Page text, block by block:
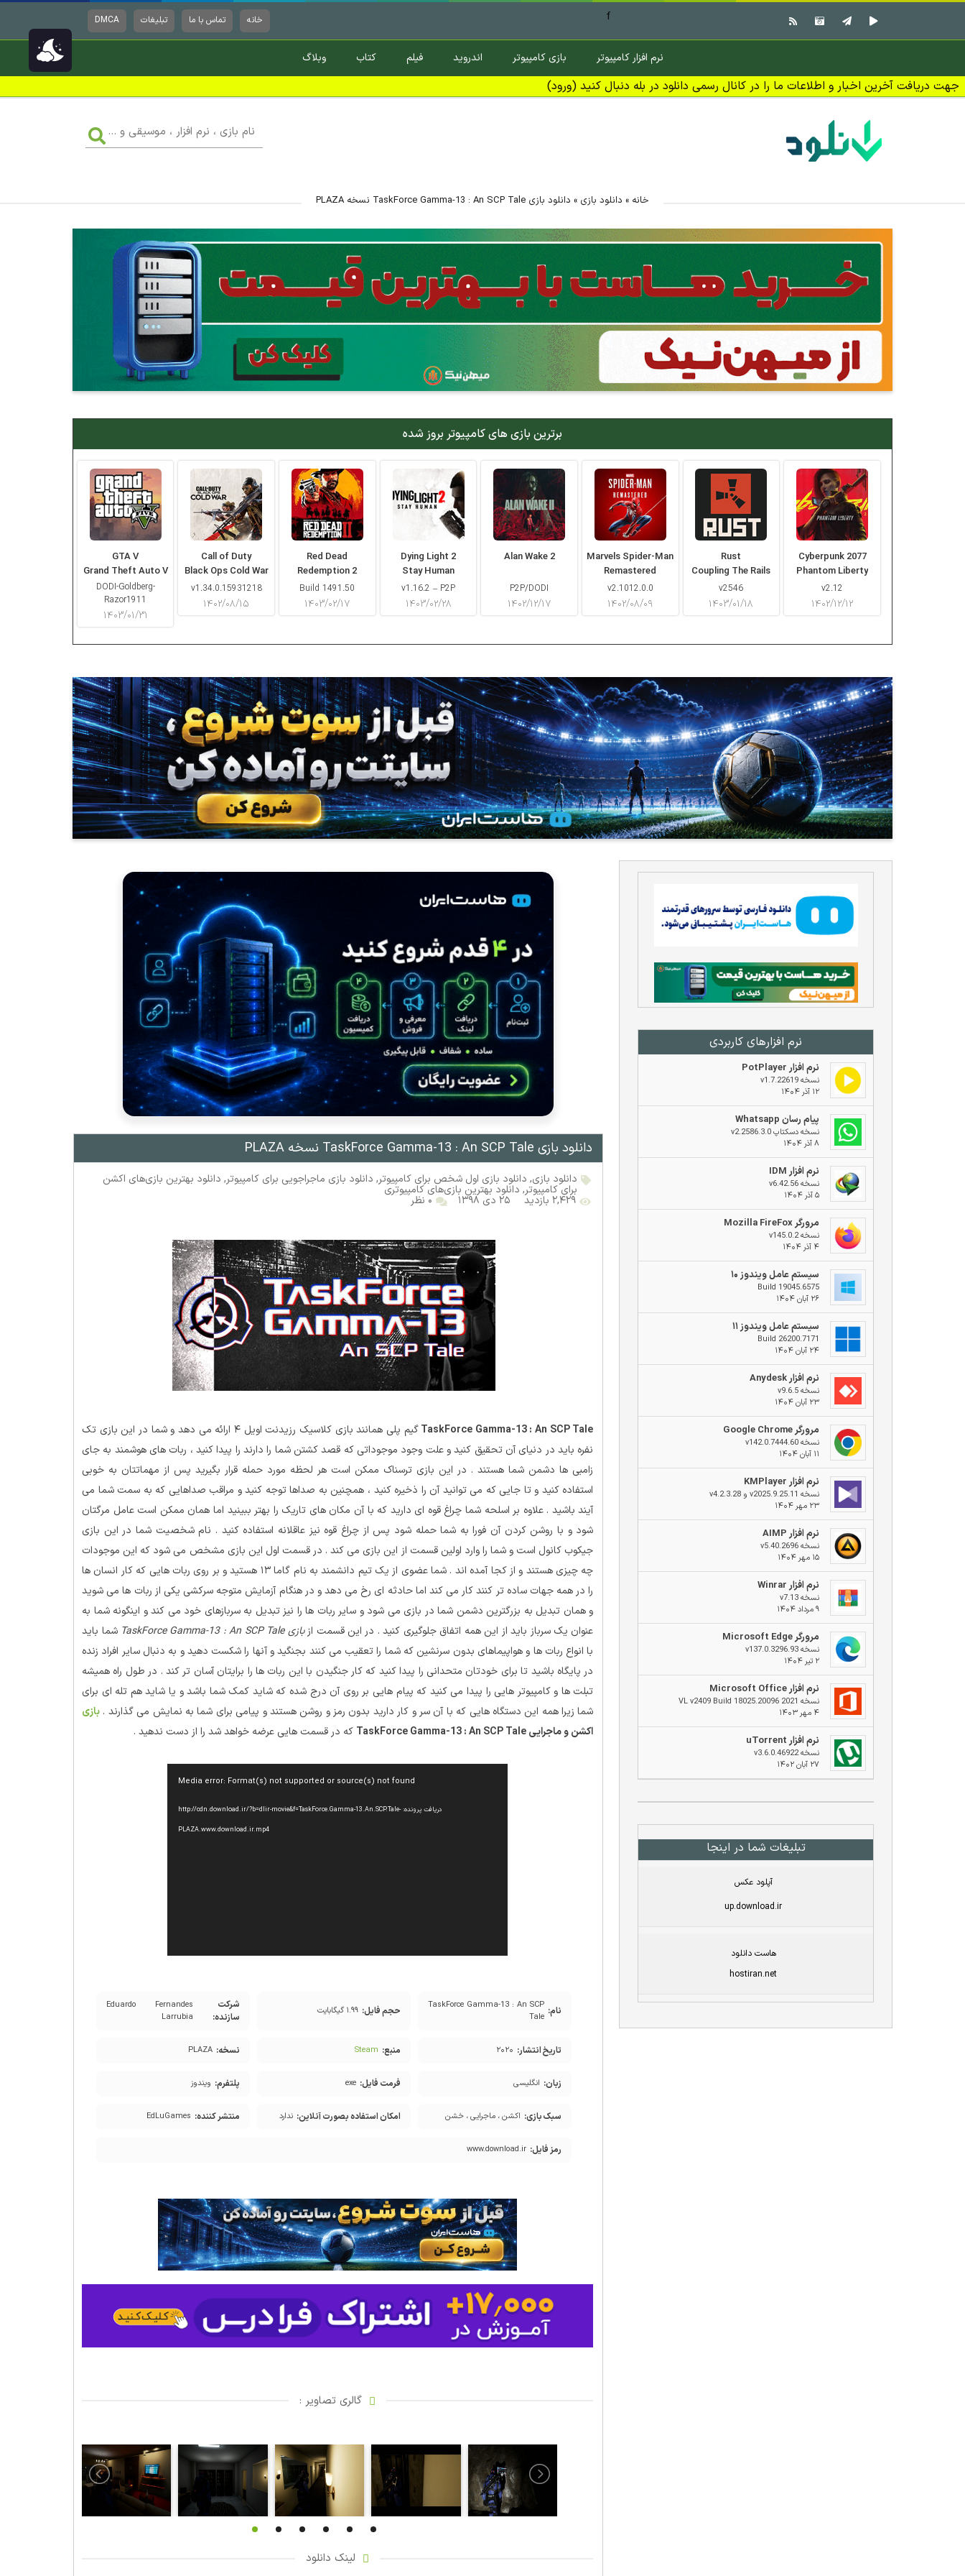
خانه تماس با ما تبلیغات DMCA f
نرم افزار کامپیوتر بازی کامپیوتر اندروید فیلم کتاب وبلاگ
جهت دریافت آخرین اخبار و اطلاعات ما را در کانال رسمی دانلود در بله دنبال کنید (ورود)
بازی
،
خانه » دانلود بازی » دانلود بازی TaskForce Gamma-13 : An SCP Tale نسخه PLAZA
برترین بازی های کامپیوتر بروز شده
GTA V
Grand Theft Auto V
DODI-Goldberg-
Razor1911
۱۴۰۳/۰۱/۳۱
Call of Duty
Black Ops Cold War
v1.34.0.15931218
۱۴۰۲/۰۸/۱۵
Red Dead
Redemption 2
Build 1491.50
۱۴۰۳/۰۲/۱۷
Dying Light 2
Stay Human
v1.16.2 – P2P
۱۴۰۳/۰۲/۲۸
Alan Wake 2
P2P/DODI
۱۴۰۲/۱۲/۱۷
Marvels Spider-Man
Remastered
v2.1012.0.0
۱۴۰۲/۰۸/۰۹
Rust
Coupling The Rails
v2546
۱۴۰۳/۰۱/۱۸
Cyberpunk 2077
Phantom Liberty
v2.12
۱۴۰۲/۱۲/۱۲
نرم افزار‌های کاربردی
نرم افزار PotPlayer
نسخه v1.7.22619
۱۲ آذر ۱۴۰۴
پیام رسان Whatsapp
نسخه دسکتاپ v2.2586.3.0
۸ آذر ۱۴۰۴
نرم افزار IDM
نسخه v6.42.56
۵ آذر ۱۴۰۴
مرورگر Mozilla FireFox
نسخه v145.0.2
۴ آذر ۱۴۰۴
سیستم عامل ویندوز ۱۰
Build 19045.6575
۲۶ آبان ۱۴۰۴
سیستم عامل ویندوز ۱۱
Build 26200.7171
۲۴ آبان ۱۴۰۴
نرم افزار Anydesk
نسخه v9.6.5
۲۳ آبان ۱۴۰۴
مرورگر Google Chrome
نسخه v142.0.7444.60
۱۱ آبان ۱۴۰۴
نرم افزار KMPlayer
نسخه v2025.9.25.11 و v4.2.3.28
۲۳ مهر ۱۴۰۴
نرم افزار AIMP
نسخه v5.40.2696
۱۵ مهر ۱۴۰۴
نرم افزار Winrar
نسخه v7.13
۹ مرداد ۱۴۰۴
مرورگر Microsoft Edge
نسخه v137.0.3296.93
۲ تیر ۱۴۰۴
نرم افزار Microsoft Office
نسخه 2021 VL v2409 Build 18025.20096
۴ مهر ۱۴۰۳
نرم افزار uTorrent
نسخه v3.6.0.46922
۲۷ آبان ۱۴۰۲
تبلیغات شما در اینجا
آپلود عکس
up.download.ir
هاست دانلود
hostiran.net
دانلود بازی TaskForce Gamma-13 : An SCP Tale نسخه PLAZA
دانلود بازی, دانلود بازی اول شخص برای کامپیوتر, دانلود بازی ماجراجویی برای کامپیوتر, دانلود بهترین بازی‌های اکشن
برای کامپیوتر, دانلود بهترین بازی‌های کامپیوتری
۲,۴۲۹ بازدید ۲۵ دی ۱۳۹۸ ۰ نظر
TaskForce Gamma-13 : An SCP Tale
گیم پلی همانند بازی کلاسیک رزیدنت اویل ۴ ارائه می دهد و شما در این بازی تک
نفره باید در دنیای آن تحقیق کنید و علت وجود موجوداتی که قصد کشتن شما را دارند را پیدا کنید ، ربات های هوشمند به جای
زامبی ها دشمن شما هستند . در این بازی ترسناک ممکن است هر لحظه مورد حمله قرار بگیرید پس از مهماتتان به خوبی
استفاده کنید و تا جایی که می توانید آن را ذخیره کنید ، همچنین به صداها توجه کنید و مراقب صداهایی که به سمت شما می
آیند باشید . علاوه بر اسلحه شما چراغ قوه ای دارید که با آن مکان های تاریک را بهتر ببینید اما همان ممکن است عامل مرگتان
شود و با روشن کردن آن فورا به شما حمله شود پس از چراغ قوه نیز عاقلانه استفاده کنید . نام شخصیت شما در این بازی
جیکوب کانول است و شما را وارد اولین قسمت از این بازی می کند . در قسمت اول این بازی مشخص می شود که این موجودات
چه چیزی هستند و از کجا آمده اند . شما عضوی از یک تیم دانشمند به نام گاما ۱۳ هستید و بر روی ربات هایی که کار انسان ها
را در همه جهات ساده تر کنند کار می کند اما حادثه ای رخ می دهد و در هنگام آزمایش متوجه سرکشی یکی از ربات ها می شوید
و همان تبدیل به بزرگترین دشمن شما در بازی می شود و سایر ربات ها را نیز تبدیل به سربازهای خود می کند و اینگونه شما به
عنوان یک سرباز باید از این همه اتفاق جلوگیری کنید . در این قسمت ازبازی TaskForce Gamma-13 : An SCP Tale
شما باید
با انواع ربات ها و هواپیماهای بدون سرنشین که شما را تعقیب می کنند بجنگید و آنها را شکست دهید و به دنبال سایر افراد زنده
در پایگاه باشید تا برای خودتان متحدانی را پیدا کنید که کار جنگیدن با این ربات ها را برایتان آسان تر کند . در طول راه همیشه
تبلت ها و کامپیوتر هایی را پیدا می کنید که پیام هایی بر روی آن درج شده که شاید کمک شما باشد و یا شاید هم تله ای برای
شما زیرا همه این دستگاه هایی که با آن سر و کار دارید بدون رمز و روشن هستند و پیامی برای شما به نمایش می گذارند . بازی
اکشن و ماجرایی TaskForce Gamma-13 : An SCP Tale
که در قسمت هایی عرضه خواهد شد را از دست ندهید .
Media error: Format(s) not supported or source(s) not found
دریافت پرونده: http://cdn.download.ir/?b=dlir-movie&f=TaskForce.Gamma-13.An.SCP.Tale-
PLAZA.www.download.ir.mp4
نام: TaskForce Gamma-13 : An SCP
Tale
حجم فایل: ۱.۹۹ گیگابایت
شرکت
سازنده:
Eduardo Fernandes
Larrubia
تاریخ انتشار: ۲۰۲۰ منبع: Steam نسخه: PLAZA
زبان: انگلیسی فرمت فایل: exe پلتفرم: ویندوز
سبک بازی: اکشن ، ماجرایی ، خشن امکان استفاده بصورت آنلاین: ندارد منتشر کننده: EdLuGames
رمز فایل: www.download.ir
گالری تصاویر :
لینک دانلود